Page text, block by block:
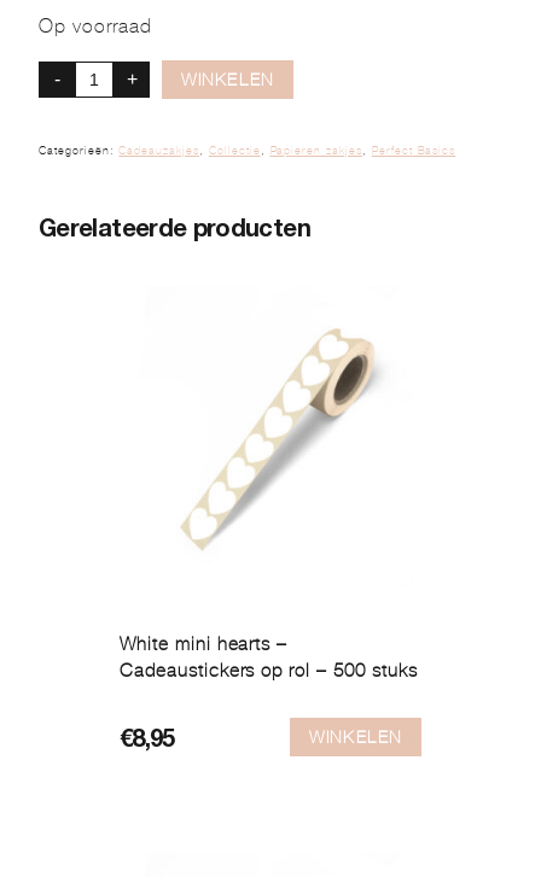
Op voorraad
- + WINKELEN
Categorieën:Cadeauzakjes , Collectie , Papieren zakjes , Perfect Basics
Gerelateerde producten
White mini hearts –
Cadeaustickers op rol – 500 stuks
€8,95 WINKELEN